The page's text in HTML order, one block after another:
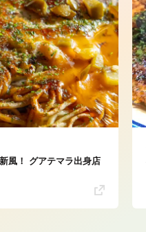
風！ グアテマラ出身店